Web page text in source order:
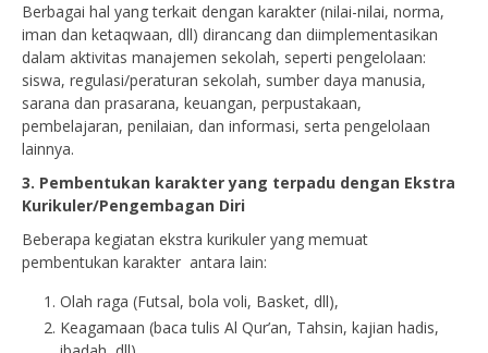
Berbagai hal yang terkait dengan karakter (nilai-nilai, norma,
iman dan ketaqwaan, dll) dirancang dan diimplementasikan
dalam aktivitas manajemen sekolah, seperti pengelolaan:
siswa, regulasi/peraturan sekolah, sumber daya manusia,
sarana dan prasarana, keuangan, perpustakaan,
pembelajaran, penilaian, dan informasi, serta pengelolaan
lainnya.
3. Pembentukan karakter yang terpadu dengan Ekstra
Kurikuler/Pengembagan Diri
Beberapa kegiatan ekstra kurikuler yang memuat
pembentukan karakter antara lain:
Olah raga (Futsal, bola voli, Basket, dll),
Keagamaan (baca tulis Al Qur’an, Tahsin, kajian hadis,